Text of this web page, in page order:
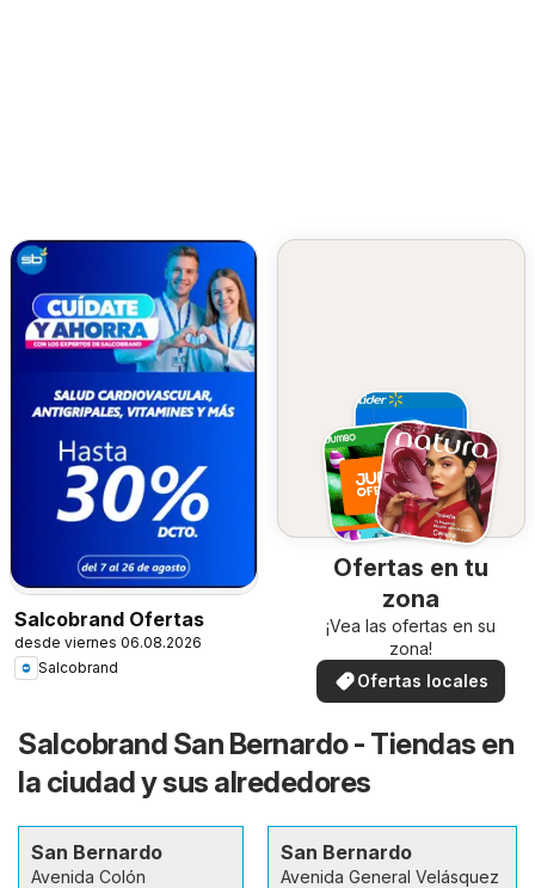
Salcobrand Ofertas
desde viernes 06.08.2026
Salcobrand
Ofertas en tu
zona
¡Vea las ofertas en su
zona!
Ofertas locales
Salcobrand San Bernardo - Tiendas en
la ciudad y sus alrededores
San Bernardo
Avenida Colón
San Bernardo
Avenida General Velásquez